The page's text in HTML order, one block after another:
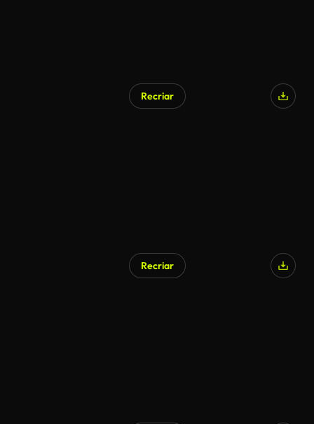
Recriar
Recriar